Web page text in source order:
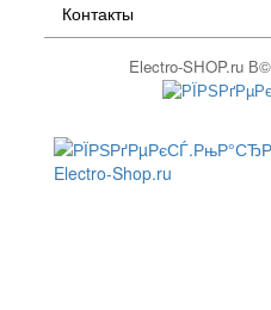
Контакты
Electro-SHOP.ru